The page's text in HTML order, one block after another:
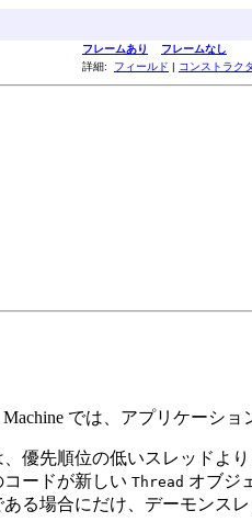
フレームあり
フレームなし
詳細: フィールド | コンストラク
では、アプリケーシ
優先順位の低いスレッドよ
ードが新しい Thread オブジ
る場合にだけ、デーモンスレ